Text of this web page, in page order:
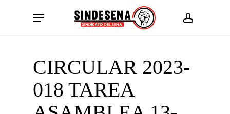
account
Menu
CIRCULAR 2023-
018 TAREA